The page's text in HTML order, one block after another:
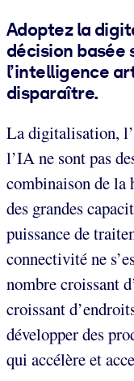
Adoptez la
décision basée
l’intelligence
disparaître.
La digitalisation,
l’IA ne sont pas
combinaison de la
des grandes
puissance de
connectivité ne
nombre croissant
croissant
développer des
qui accélère et